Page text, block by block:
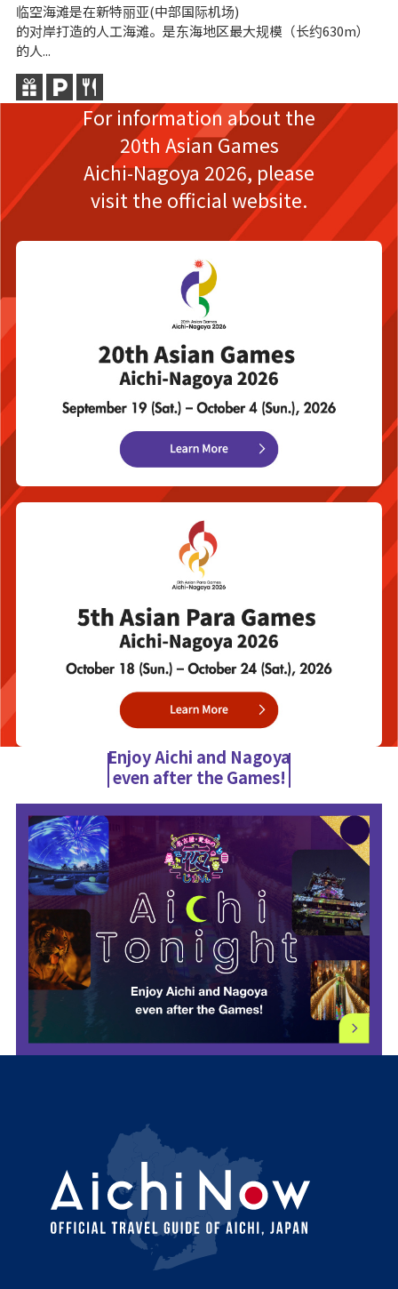
临空海滩是在新特丽亚(中部国际机场)
的对岸打造的人工海滩。是东海地区最大规模（长约630m）
的人...
For information about the
20th Asian Games
Aichi-Nagoya 2026, please
visit the official website.
Enjoy Aichi and Nagoya
even after the Games!